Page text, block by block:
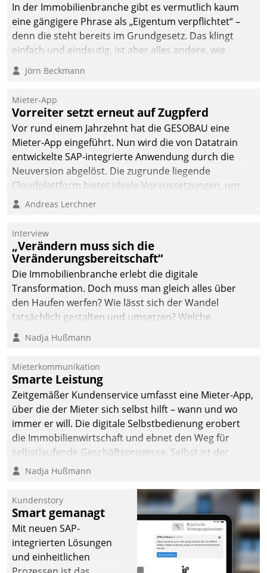
In der Immobilienbranche gibt es vermutlich kaum
eine gängigere Phrase als „Eigentum verpflichtet“ –
denn die steht bereits im Grundgesetz. Das klingt
einfach und eindeutig, ist aber alles andere, wie
Branchenbeschäftigte wissen. Denn mit der
Verantwortung folgen Verpflichtungen.
Jörn Beckmann
Mieter-App
Vorreiter setzt erneut auf Zugpferd
Vor rund einem Jahrzehnt hat die GESOBAU eine
Mieter-App eingeführt. Nun wird die von Datatrain
entwickelte SAP-integrierte Anwendung durch die
Neuversion abgelöst. Die zugrunde liegende
Cloudplattform bietet ideale Voraussetzungen, um
die Funktionalität der App zu erweitern und weitere
integrieren.
Andreas Lerchner
Interview
„Verändern muss sich die
Veränderungsbereitschaft“
Die Immobilienbranche erlebt die digitale
Transformation. Doch muss man gleich alles über
den Haufen werfen? Wie lässt sich der Wandel
tatsächlich gestalten und umsetzen? Welche
Argumente zählen wirklich?
Nadja Hußmann
Mieterkommunikation
Smarte Leistung
Zeitgemäßer Kundenservice umfasst eine Mieter-App,
über die der Mieter sich selbst hilft – wann und wo
immer er will. Die digitale Selbstbedienung erobert
die Immobilienwirtschaft und ebnet den Weg für
selbstlaufende Geschäftsprozesse. Selbst ist der
Kunde und smart der Serviceanbieter.
Nadja Hußmann
Kundenstory
Smart gemanagt
Mit neuen SAP-
integrierten Lösungen
und einheitlichen